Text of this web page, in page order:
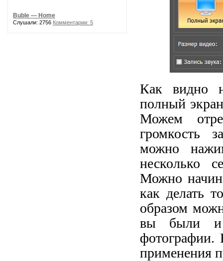
Buble — Home
Слушали: 2756 Комментарии: 5
Как видно
полный
Можем
громкость
можно
несколько
Можно
как делать
образом
вы были и
фотографии.
применения